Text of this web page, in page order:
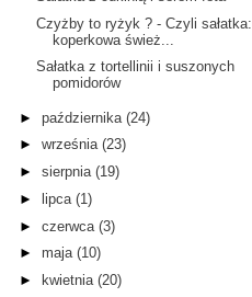
Czyżby to ryżyk ? - Czyli sałatka:
koperkowa śwież...
Sałatka z tortellinii i suszonych
pomidorów
► października (24)
► września (23)
► sierpnia (19)
►
lipca (1)
► czerwca (3)
► maja (10)
►
kwietnia (20)